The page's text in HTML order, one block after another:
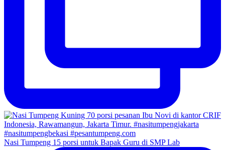
Nasi Tumpeng 15 porsi untuk Bapak Guru di SMP Lab